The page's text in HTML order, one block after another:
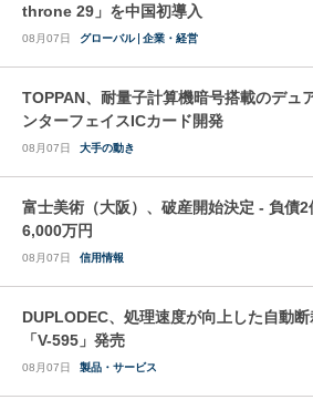
throne 29」を中国初導入
08月07日 グローバル 企業・経営
TOPPAN、耐量子計算機暗号搭載のデュ
ンターフェイスICカード開発
08月07日 大手の動き
富士美術（大阪）、破産開始決定 - 負債2
6,000万円
08月07日 信用情報
DUPLODEC、処理速度が向上した自動断
「V-595」発売
08月07日 製品・サービス